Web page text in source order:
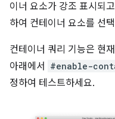
이너 요소가 강조 표시되
하여 컨테이너 요소를 선
컨테이너 쿼리 기능은 현
아래에서 #enable-
정하여 테스트하세요.